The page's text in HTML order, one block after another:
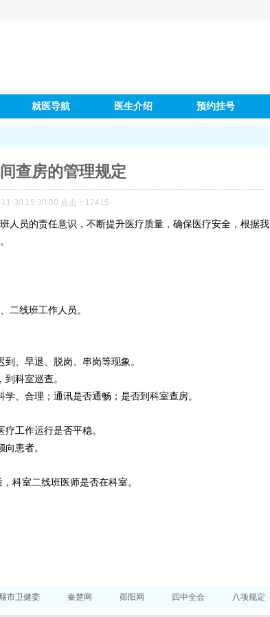
就医导航 医生介绍 预约挂号
查房的管理规定
30 15:30:00 点击： 12415
人员的责任意识，不断提升医疗质量，确保医疗安全，根据我
二线班工作人员。
、早退、脱岗、串岗等现象。
科室巡查。
、合理；通讯是否通畅；是否到科室查房。
工作运行是否平稳。
患者。
科室二线班医师是否在科室。
市卫健委 秦楚网 郧阳网 四中全会 八项规定